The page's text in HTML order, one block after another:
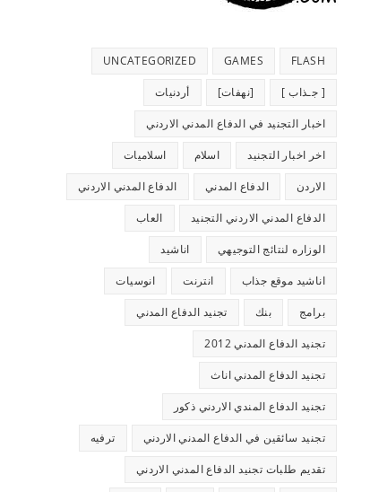
FLASH
GAMES
UNCATEGORIZED
[ جـذاب ] [نهفات] أردنيات
اخبار التجنيد في الدفاع المدني الاردني
اخر اخبار التجنيد اسلام اسلاميات
الاردن الدفاع المدني الدفاع المدني الاردني
الدفاع المدني الاردني التجنيد العاب
الوزاره لنتائج التوجيهي اناشيد
اناشيد موقع جذاب انترنت انوسيات
برامج بنك تجنيد الدفاع المدني
تجنيد الدفاع المدني 2012
تجنيد الدفاع المدني اناث
تجنيد الدفاع المندي الاردني ذكور
تجنيد سائقين في الدفاع المدني الاردني ترفيه
تقديم طلبات تجنيد الدفاع المدني الاردني